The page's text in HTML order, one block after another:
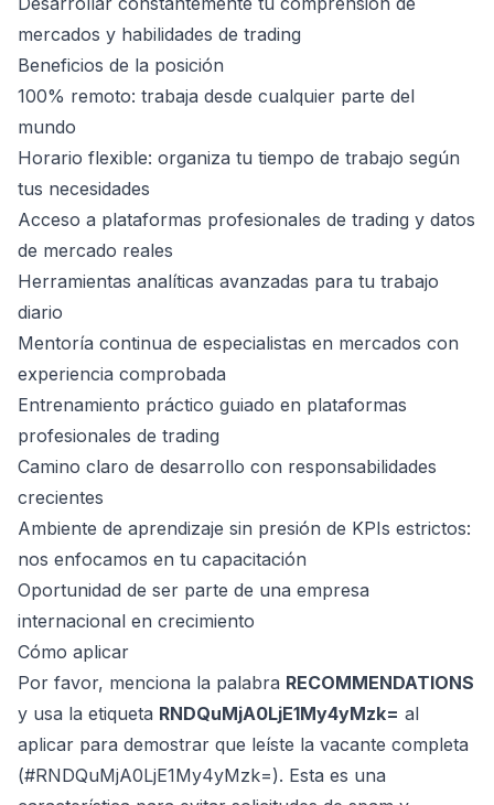
mercados y habilidades de trading
Beneficios de la posición
100% remoto: trabaja desde cualquier parte del
mundo
Horario flexible: organiza tu tiempo de trabajo según
tus necesidades
Acceso a plataformas profesionales de trading y datos
de mercado reales
Herramientas analíticas avanzadas para tu trabajo
diario
Mentoría continua de especialistas en mercados con
experiencia comprobada
Entrenamiento práctico guiado en plataformas
profesionales de trading
Camino claro de desarrollo con responsabilidades
crecientes
Ambiente de aprendizaje sin presión de KPIs estrictos:
nos enfocamos en tu capacitación
Oportunidad de ser parte de una empresa
internacional en crecimiento
Cómo aplicar
Por favor, menciona la palabra RECOMMENDATIONS
y usa la etiqueta RNDQuMjA0LjE1My4yMzk= al
aplicar para demostrar que leíste la vacante completa
(#RNDQuMjA0LjE1My4yMzk=). Esta es una